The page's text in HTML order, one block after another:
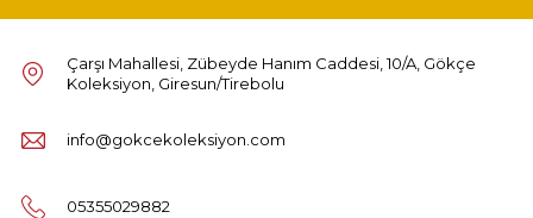
Çarşı Mahallesi, Zübeyde Hanım Caddesi, 10/A, Gökçe
Koleksiyon, Giresun/Tirebolu
info@gokcekoleksiyon.com
05355029882